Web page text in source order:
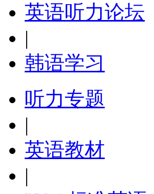
英语听力论坛
|
韩语学习
听力专题
|
英语教材
|